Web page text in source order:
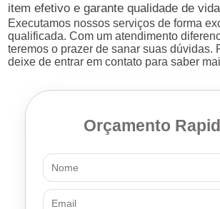
item efetivo e garante qualidade de
Executamos nossos serviços de forma
qualificada. Com um atendimento
teremos o prazer de sanar suas dúvidas.
deixe de entrar em contato para saber
Orçamento